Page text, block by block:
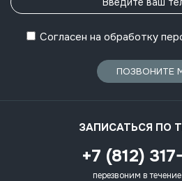
Согласен на обработку
ПОЗВОНИТЕ
ЗАПИСАТЬСЯ ПО
+7 (812)
перезвоним в